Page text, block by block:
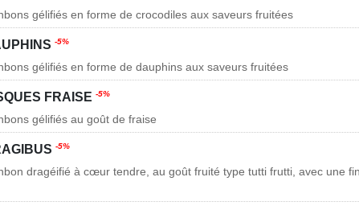
gélifiés en forme de crocodiles aux saveurs fruitées
-5%
gélifiés en forme de dauphins aux saveurs fruitées
FRAISE -5%
gélifiés au goût de fraise
-5%
dragéifié à cœur tendre, au goût fruité type tutti frutti, avec une